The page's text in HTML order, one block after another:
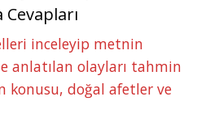
Cevapları
inceleyip metnin
anlatılan olayları tahmin
konusu, doğal afetler ve